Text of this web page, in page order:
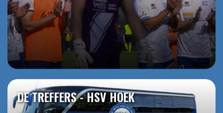
DE TREFFERS - HSV HOEK